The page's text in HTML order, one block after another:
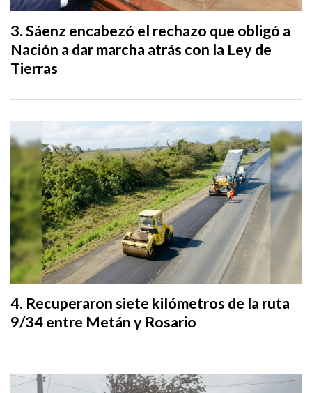
Sáenz encabezó el rechazo que obligó a
Nación a dar marcha atrás con la Ley de
Tierras
Recuperaron siete kilómetros de la ruta
9/34 entre Metán y Rosario